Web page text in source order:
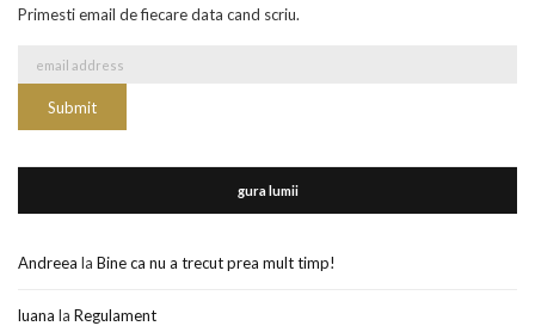
Primesti email de fiecare data cand scriu.
gura lumii
Andreea la Bine ca nu a trecut prea mult timp!
luana la Regulament